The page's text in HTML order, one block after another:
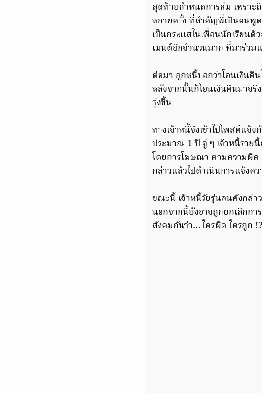
สุดท้ายกำหนดการล่ม เพราะ
หลายครั้ง ที่สำคัญพี่เป็นคนพูด
เป็นกระแสในเพื่อนนักเรียน
เมนต์อีกจำนวนมาก ที่มาร่ว
ต่อมา ลูกหนี้บอกว่าโอนเงินคื
หลังจากนั้นก็โอนเงินคืนมาจริ
รุ่งขึ้น
ทางเจ้าหนี้จึงเข้าไปโพสต์แจ้
ประมาณ 1 ปี จู่ ๆ เจ้าหนี้ราย
โดยการโฆษณา ตามความผิด
กล่าวแล้วไปดำเนินการแจ้งค
ขณะนี้ เจ้าหนี้วัยรุ่นคนดังกล่า
นอกจากนี้ยังอาจถูกยกเลิกก
สังคมกันว่า… ใครผิด ใครถูก !?